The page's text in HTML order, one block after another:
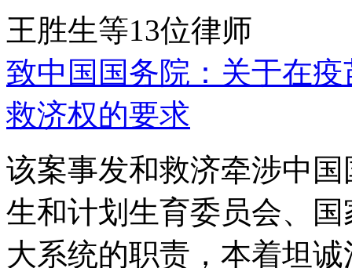
王胜生等13位律师
致中国国务院：关于在
救济权的要求
该案事发和救济牵涉中
生和计划生育委员会、
大系统的职责，本着坦